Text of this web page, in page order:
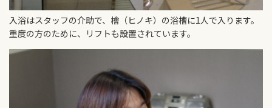
入浴はスタッフの介助で、檜（ヒノキ）の浴槽に1人で入ります。
重度の方のために、リフトも設置されています。